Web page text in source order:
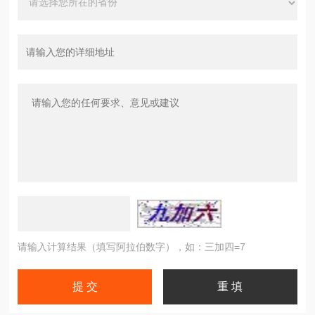
请输入计算结果（填写阿拉伯数字），如：三加四=7